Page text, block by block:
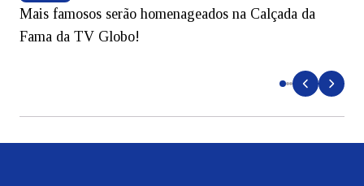
Mais famosos serão homenageados na Calçada da
Fama da TV Globo!